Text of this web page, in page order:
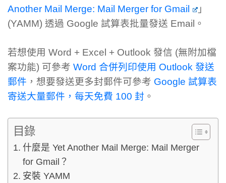
Another Mail Merge: Mail Merger for Gmail
」
(YAMM) 透過 Google 試算表批量發送 Email。
若想使用 Word + Excel + Outlook 發信 (無附加檔
案功能) 可參考 Word 合併列印使用 Outlook 發送
郵件 ，想要發送更多封郵件可參考 Google 試算表
寄送大量郵件，每天免費 100 封 。
目錄
什麼是 Yet Another Mail Merge: Mail Merger
for Gmail？
安裝 YAMM